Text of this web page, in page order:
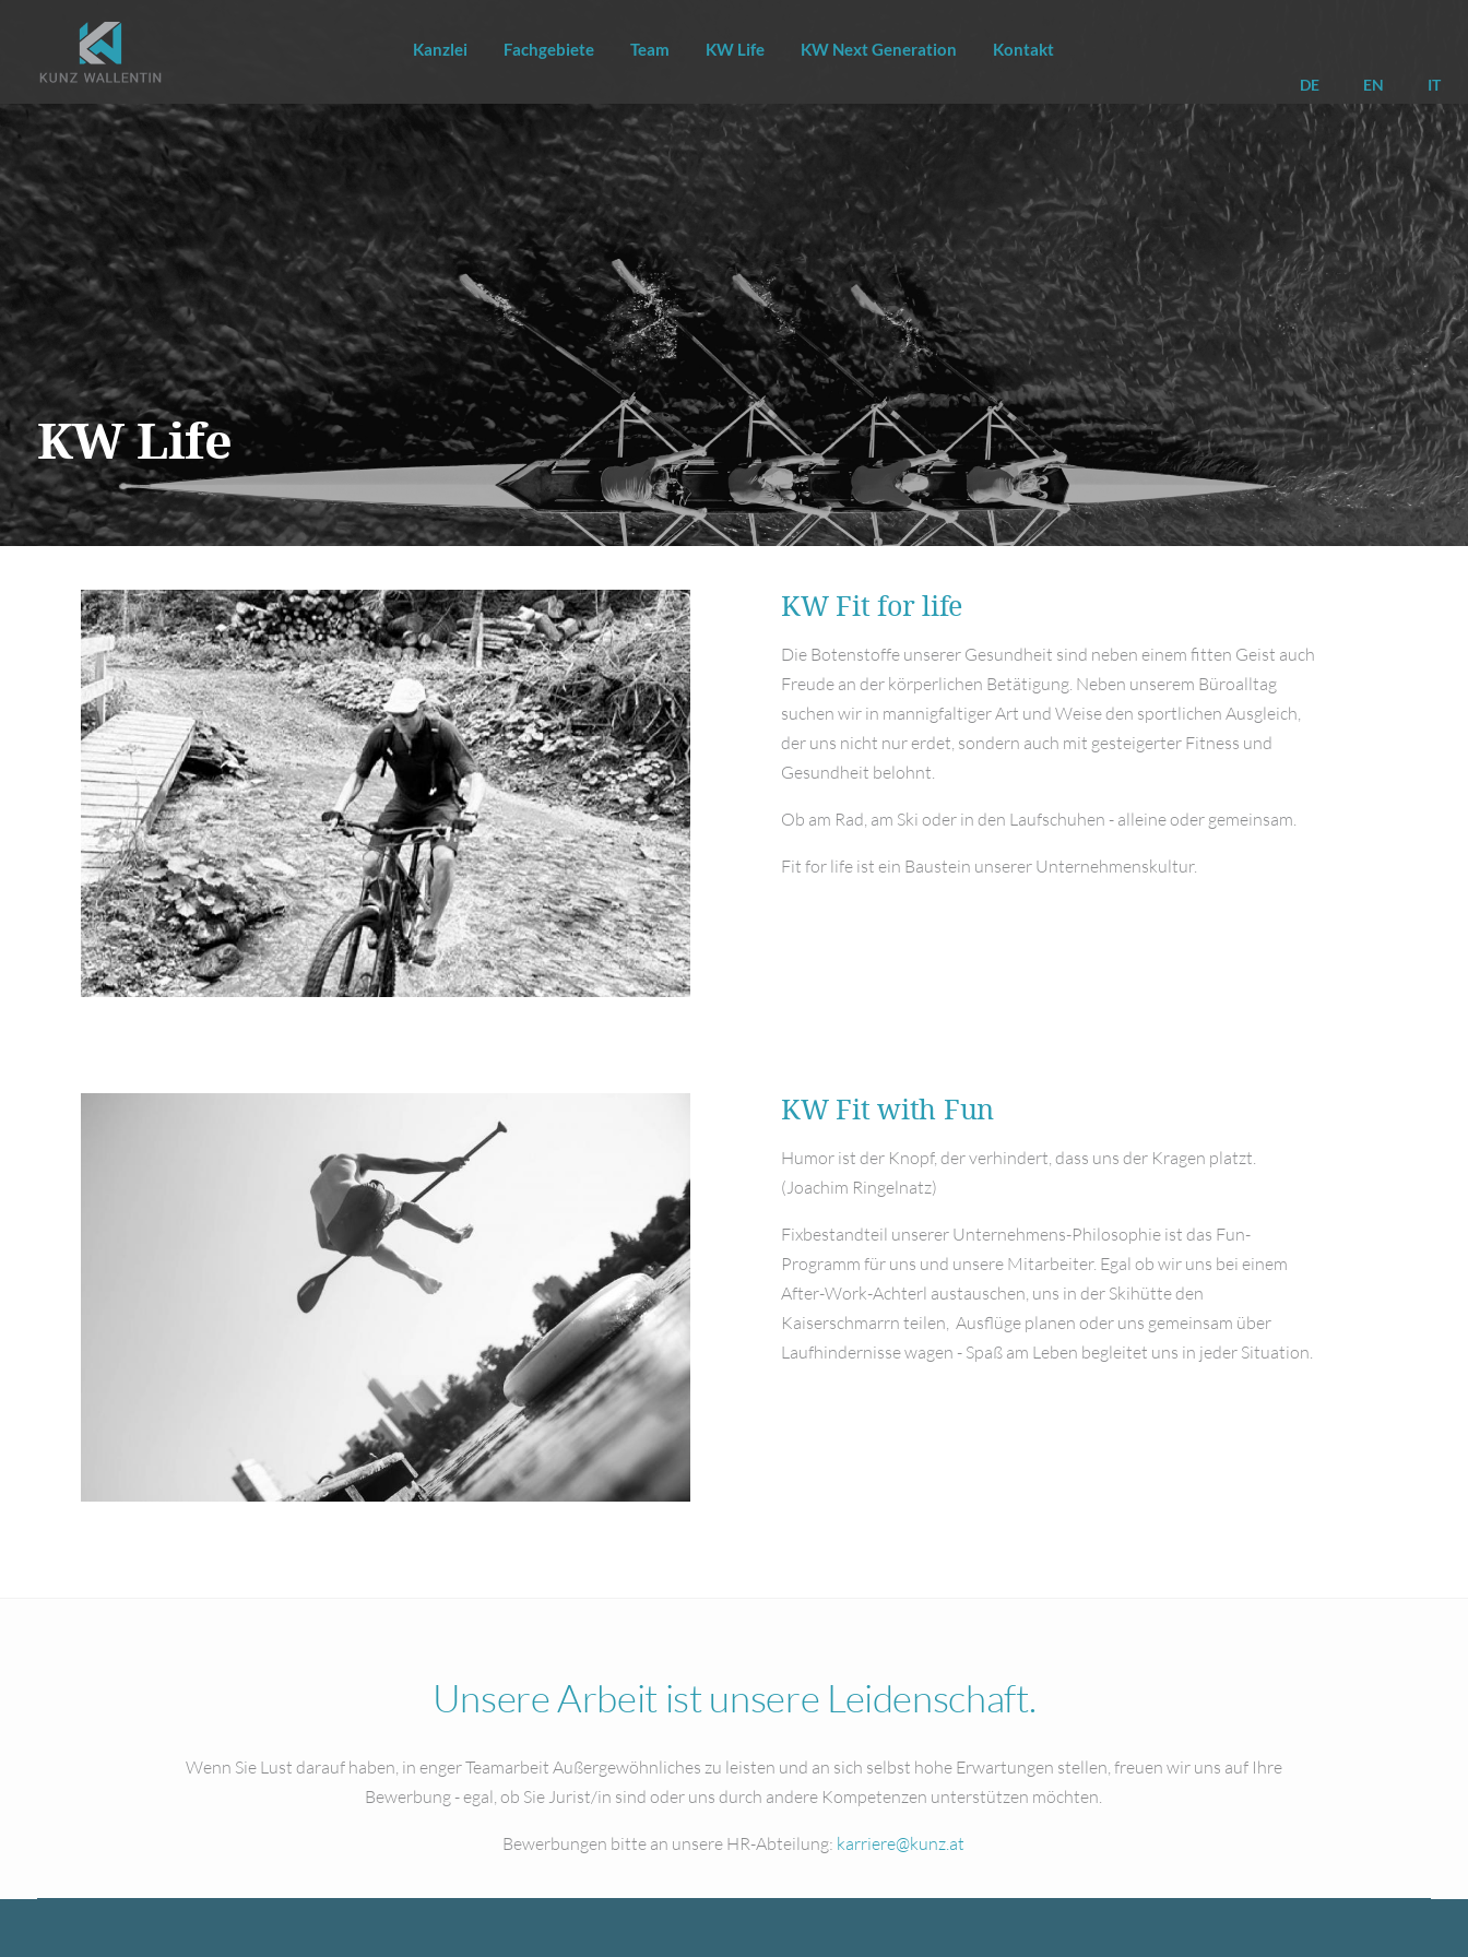
Inhalt
Kanzlei Fachgebiete Team KW Life KW Next Generation Kontakt
DE EN IT
KW Life
KW Fit for life
Die Botenstoffe unserer Gesundheit sind neben einem fitten Geist auch
Freude an der körperlichen Betätigung. Neben unserem Büroalltag
suchen wir in mannigfaltiger Art und Weise den sportlichen Ausgleich,
der uns nicht nur erdet, sondern auch mit gesteigerter Fitness und
Gesundheit belohnt.
Ob am Rad, am Ski oder in den Laufschuhen - alleine oder gemeinsam.
Fit for life ist ein Baustein unserer Unternehmenskultur.
KW Fit with Fun
Humor ist der Knopf, der verhindert, dass uns der Kragen platzt.
(Joachim Ringelnatz)
Fixbestandteil unserer Unternehmens-Philosophie ist das Fun-
Programm für uns und unsere Mitarbeiter. Egal ob wir uns bei einem
After-Work-Achterl austauschen, uns in der Skihütte den
Kaiserschmarrn teilen, Ausflüge planen oder uns gemeinsam über
Laufhindernisse wagen - Spaß am Leben begleitet uns in jeder Situation.
Unsere Arbeit ist unsere Leidenschaft.
Wenn Sie Lust darauf haben, in enger Teamarbeit Außergewöhnliches zu leisten und an sich selbst hohe Erwartungen stellen, freuen wir uns auf Ihre
Bewerbung - egal, ob Sie Jurist/in sind oder uns durch andere Kompetenzen unterstützen möchten.
Bewerbungen bitte an unsere HR-Abteilung: karriere@kunz.at